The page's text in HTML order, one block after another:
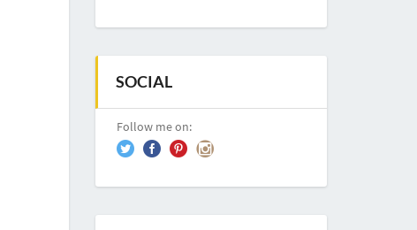
SOCIAL
Follow me on: